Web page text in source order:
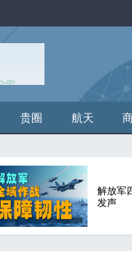
贵圈 航天
解放军
发声